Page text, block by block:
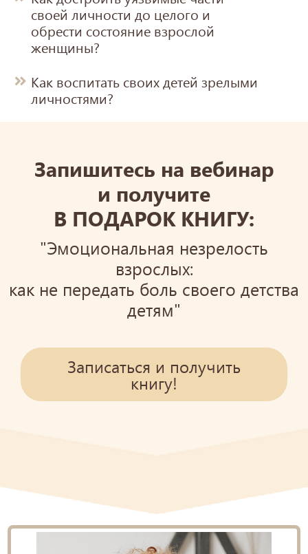
своей личности до целого и
обрести состояние взрослой
женщины?
Как воспитать своих детей зрелыми
личностями?
Запишитесь на вебинар
и получите
В ПОДАРОК КНИГУ:
"Эмоциональная незрелость
взрослых:
как не передать боль своего детства
детям"
Записаться и получить
книгу!